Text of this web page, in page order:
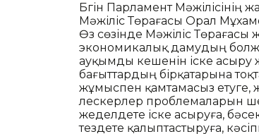
Бүгін Парламент
Мәжіліс Төрағасы Орал
Өз сөзінде Мәжіліс
экономикалық дамудың
ауқымды кешенін іске асыру
бағыттардың бірқатарына
жұмыспен қамтамасыз етуге,
үлескерлер проблемаларын
жеделдете іске асыруға,
тездете қалыптастыруға,